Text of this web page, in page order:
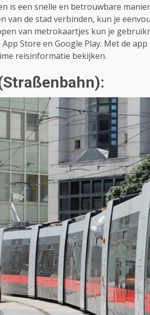
is een snelle en betrouwbare
van de stad verbinden, kun je
van metrokaartjes kun je
Store en Google Play. Met de
reisinformatie bekijken.